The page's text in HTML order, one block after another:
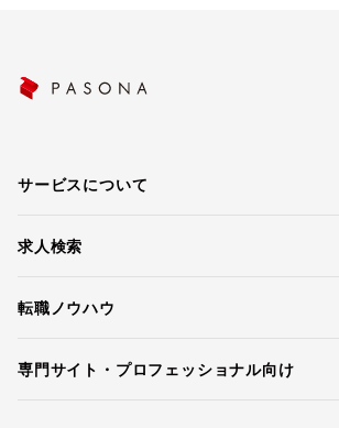
サービスについて
求人検索
転職ノウハウ
専門サイト・プロフェッショナル向け